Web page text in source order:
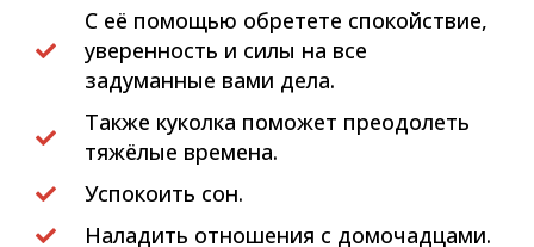
С её помощью обретете спокойствие,
уверенность и силы на все
задуманные вами дела.
Также куколка поможет преодолеть
тяжёлые времена.
Успокоить сон.
Наладить отношения с домочадцами.